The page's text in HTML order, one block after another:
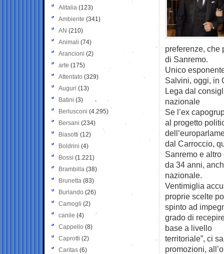
preferenze, che
di Sanremo.
Unico
Salvini, oggi, in
Lega dal
nazionale
Se l’ex
al progetto
dal Carroccio,
Sanremo e
da 34 anni,
nazionale.
Ventimiglia
proprie scelte
spinto ad
grado di
base a livello
territoriale”, ci
promozioni,
Alitalia (123)
Ambiente (341)
AN (210)
Animali (74)
Arancioni (2)
arte (175)
Attentato (329)
Auguri (13)
Batini (3)
Berlusconi (4.295)
Bersani (234)
Biasotti (12)
Boldrini (4)
Bossi (1.221)
Brambilla (38)
Brunetta (83)
Burlando (26)
Camogli (2)
canile (4)
Cappello (8)
Caprotti (2)
Caritas (6)